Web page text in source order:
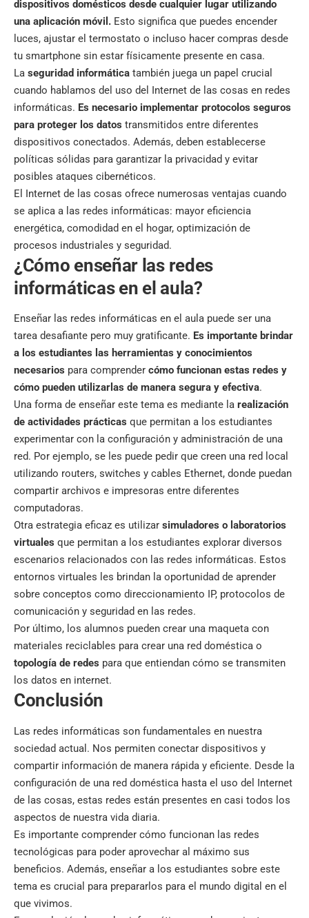
dispositivos domésticos desde cualquier lugar utilizando
una aplicación móvil. Esto significa que puedes encender
luces, ajustar el termostato o incluso hacer compras desde
tu smartphone sin estar físicamente presente en casa.
La seguridad informática también juega un papel crucial
cuando hablamos del uso del Internet de las cosas en redes
informáticas. Es necesario implementar protocolos seguros
para proteger los datos transmitidos entre diferentes
dispositivos conectados. Además, deben establecerse
políticas sólidas para garantizar la privacidad y evitar
posibles ataques cibernéticos.
El Internet de las cosas ofrece numerosas ventajas cuando
se aplica a las redes informáticas: mayor eficiencia
energética, comodidad en el hogar, optimización de
procesos industriales y seguridad.
¿Cómo enseñar las redes
informáticas en el aula?
Enseñar las redes informáticas en el aula puede ser una
tarea desafiante pero muy gratificante. Es importante brindar
a los estudiantes las herramientas y conocimientos
necesarios para comprender cómo funcionan estas redes y
cómo pueden utilizarlas de manera segura y efectiva.
Una forma de enseñar este tema es mediante la realización
de actividades prácticas que permitan a los estudiantes
experimentar con la configuración y administración de una
red. Por ejemplo, se les puede pedir que creen una red local
utilizando routers, switches y cables Ethernet, donde puedan
compartir archivos e impresoras entre diferentes
computadoras.
Otra estrategia eficaz es utilizar simuladores o laboratorios
virtuales que permitan a los estudiantes explorar diversos
escenarios relacionados con las redes informáticas. Estos
entornos virtuales les brindan la oportunidad de aprender
sobre conceptos como direccionamiento IP, protocolos de
comunicación y seguridad en las redes.
Por último, los alumnos pueden crear una maqueta con
materiales reciclables para crear una red doméstica o
topología de redes para que entiendan cómo se transmiten
los datos en internet.
Conclusión
Las redes informáticas son fundamentales en nuestra
sociedad actual. Nos permiten conectar dispositivos y
compartir información de manera rápida y eficiente. Desde la
configuración de una red doméstica hasta el uso del Internet
de las cosas, estas redes están presentes en casi todos los
aspectos de nuestra vida diaria.
Es importante comprender cómo funcionan las redes
tecnológicas para poder aprovechar al máximo sus
beneficios. Además, enseñar a los estudiantes sobre este
tema es crucial para prepararlos para el mundo digital en el
que vivimos.